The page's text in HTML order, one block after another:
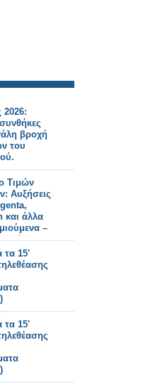
2026:
βροχή
του
Τιμών
Αυξήσεις
και άλλα
–
από
τα 15'
τα 15'